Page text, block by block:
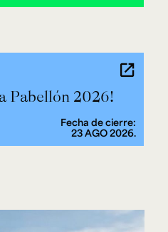
Pabellón 2026!
Fecha de cierre:
23 AGO 2026.